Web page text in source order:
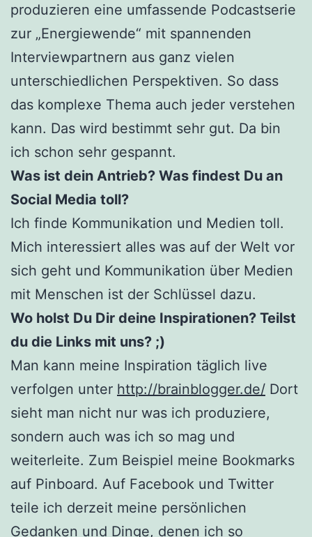
produzieren eine umfassende Podcastserie
zur „Energiewende“ mit spannenden
Interviewpartnern aus ganz vielen
unterschiedlichen Perspektiven. So dass
das komplexe Thema auch jeder verstehen
kann. Das wird bestimmt sehr gut. Da bin
ich schon sehr gespannt.
Was ist dein Antrieb? Was findest Du an
Social Media toll?
Ich finde Kommunikation und Medien toll.
Mich interessiert alles was auf der Welt vor
sich geht und Kommunikation über Medien
mit Menschen ist der Schlüssel dazu.
Wo holst Du Dir deine Inspirationen? Teilst
du die Links mit uns? ;)
Man kann meine Inspiration täglich live
verfolgen unter http://brainblogger.de/ Dort
sieht man nicht nur was ich produziere,
sondern auch was ich so mag und
weiterleite. Zum Beispiel meine Bookmarks
auf Pinboard. Auf Facebook und Twitter
teile ich derzeit meine persönlichen
Gedanken und Dinge, denen ich so